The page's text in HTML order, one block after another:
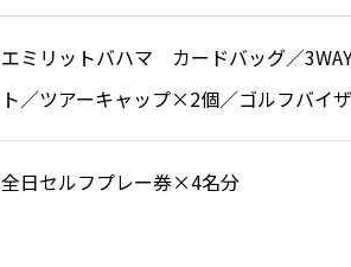
エミリットバハマ カードバッグ／
ト／ツアーキャップ×2個／ゴルフバイ
全日セルフプレー券×4名分